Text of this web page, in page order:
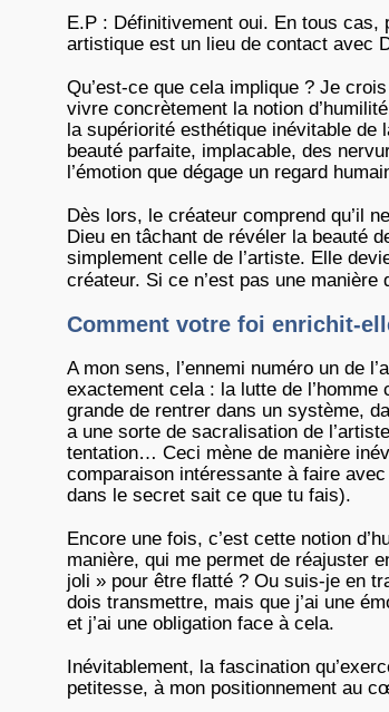
E.P : Définitivement oui. En tous cas,
artistique est un lieu de contact avec
Qu’est-ce que cela implique ? Je
vivre concrètement la notion
la supériorité esthétique inévitable de
beauté parfaite, implacable, des
l’émotion que dégage un regard
Dès lors, le créateur comprend qu’il
Dieu en tâchant de révéler la beauté
simplement celle de l’artiste. Elle
créateur. Si ce n’est pas une manière
Comment votre foi enrichit-
A mon sens, l’ennemi numéro un de
exactement cela : la lutte de l’homme
grande de rentrer dans un système,
a une sorte de sacralisation de
tentation… Ceci mène de manière
comparaison intéressante à faire
dans le secret sait ce que tu fais).
Encore une fois, c’est cette notion
manière, qui me permet de réajuster
joli » pour être flatté ? Ou suis-je en
dois transmettre, mais que j’ai une
et j’ai une obligation face à cela.
Inévitablement, la fascination
petitesse, à mon positionnement au